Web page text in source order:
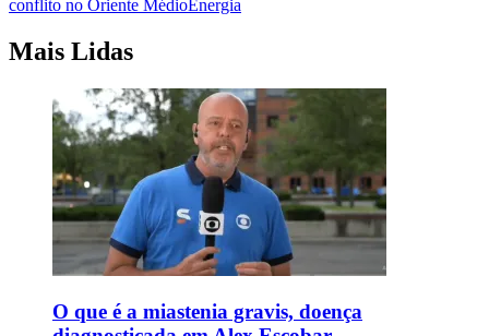
conflito no Oriente MédioEnergia
Mais Lidas
O que é a miastenia gravis, doença